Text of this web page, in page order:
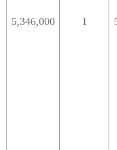
5,346,000 1